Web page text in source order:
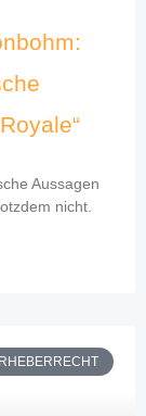
Aussagen
nicht.